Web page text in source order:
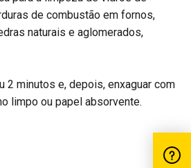
de combustão em fornos,
naturais e aglomerados,
2 minutos e, depois, enxaguar com
limpo ou papel absorvente.